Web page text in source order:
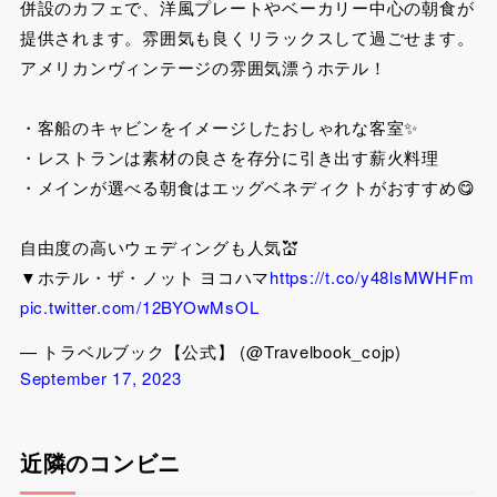
併設のカフェで、洋風プレートやベーカリー中心の朝食が
提供されます。雰囲気も良くリラックスして過ごせます。
アメリカンヴィンテージの雰囲気漂うホテル！
・客船のキャビンをイメージしたおしゃれな客室✨
・レストランは素材の良さを存分に引き出す薪火料理
・メインが選べる朝食はエッグベネディクトがおすすめ😋
自由度の高いウェディングも人気💒
▼ホテル・ザ・ノット ヨコハマhttps://t.co/y48lsMWHFm
pic.twitter.com/12BYOwMsOL
— トラベルブック【公式】 (@Travelbook_cojp)
September 17, 2023
近隣のコンビニ